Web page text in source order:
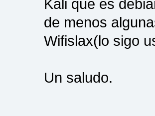
Kali que es
de menos
Wifislax(lo sigo
Un saludo.